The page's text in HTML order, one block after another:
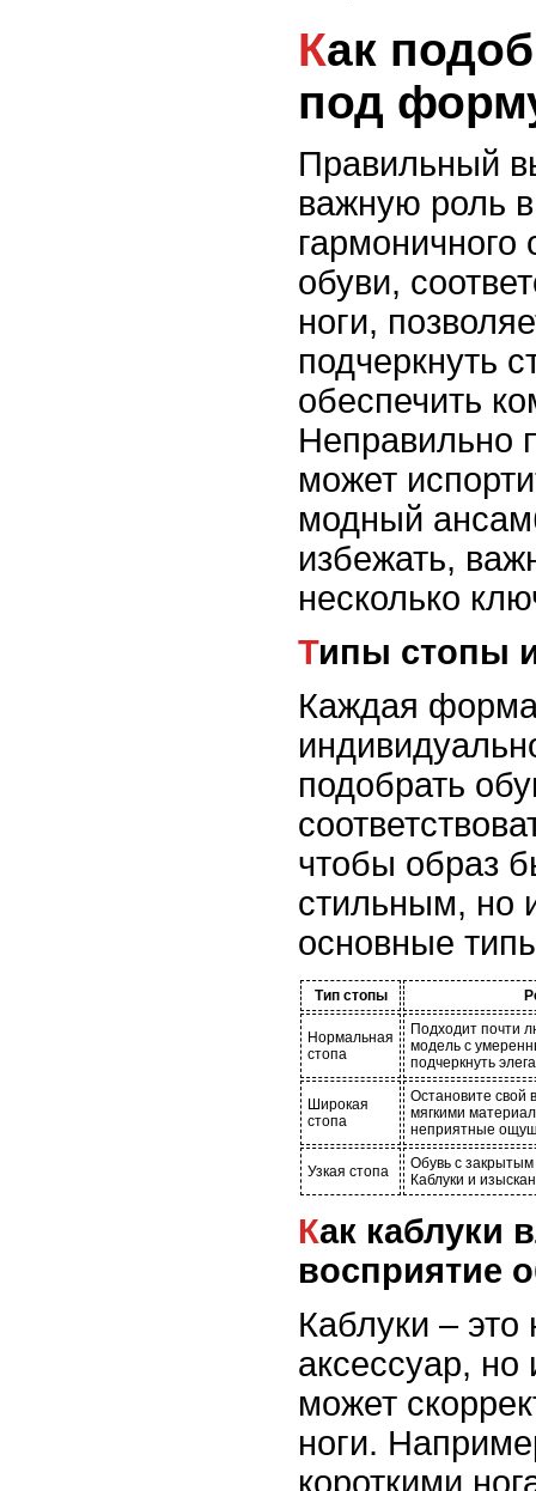
Как подобрать обувь
под
Правильный
важную роль
обуви,
ноги,
подчеркнуть
обеспечить
Неправильно
может
модный
избежать,
несколько
Типы стопы
Каждая
подобрать
чтобы образ
стильным, но
основные
Тип стопы
Нормальная
стопа
Подходит почти
модель с
подчеркнуть
Широкая
стопа
Остановите свой
мягкими
неприятные
Узкая стопа
Обувь с
Каблуки и
Как каблуки влияют на
восприятие
Каблуки –
аксессуар, но
может
ноги.
короткими